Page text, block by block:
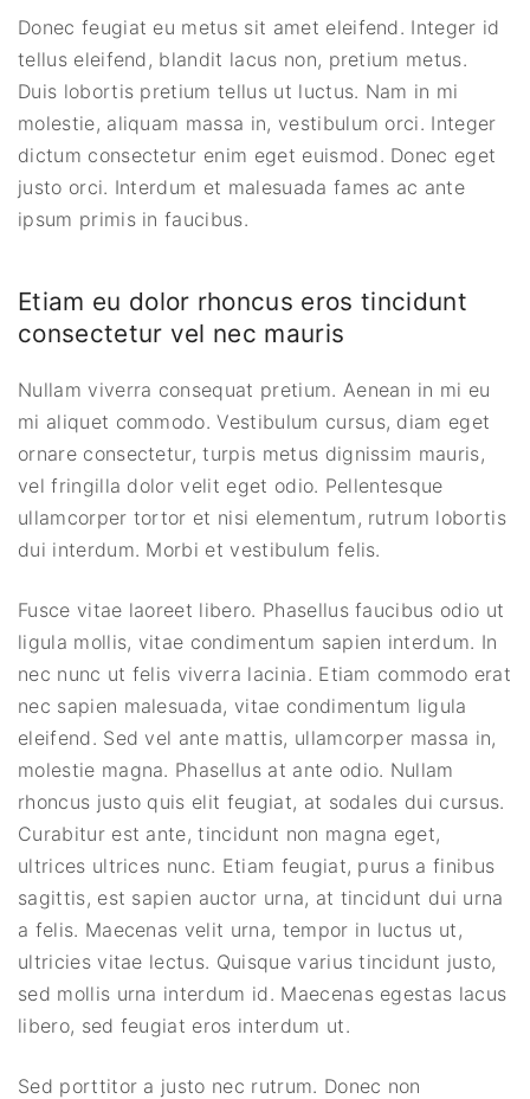
Donec feugiat eu metus sit amet eleifend. Integer id
tellus eleifend, blandit lacus non, pretium metus.
Duis lobortis pretium tellus ut luctus. Nam in mi
molestie, aliquam massa in, vestibulum orci. Integer
dictum consectetur enim eget euismod. Donec eget
justo orci. Interdum et malesuada fames ac ante
ipsum primis in faucibus.
Etiam eu dolor rhoncus eros tincidunt
consectetur vel nec mauris
Nullam viverra consequat pretium. Aenean in mi eu
mi aliquet commodo. Vestibulum cursus, diam eget
ornare consectetur, turpis metus dignissim mauris,
vel fringilla dolor velit eget odio. Pellentesque
ullamcorper tortor et nisi elementum, rutrum lobortis
dui interdum. Morbi et vestibulum felis.
Fusce vitae laoreet libero. Phasellus faucibus odio ut
ligula mollis, vitae condimentum sapien interdum. In
nec nunc ut felis viverra lacinia. Etiam commodo erat
nec sapien malesuada, vitae condimentum ligula
eleifend. Sed vel ante mattis, ullamcorper massa in,
molestie magna. Phasellus at ante odio. Nullam
rhoncus justo quis elit feugiat, at sodales dui cursus.
Curabitur est ante, tincidunt non magna eget,
ultrices ultrices nunc. Etiam feugiat, purus a finibus
sagittis, est sapien auctor urna, at tincidunt dui urna
a felis. Maecenas velit urna, tempor in luctus ut,
ultricies vitae lectus. Quisque varius tincidunt justo,
sed mollis urna interdum id. Maecenas egestas lacus
libero, sed feugiat eros interdum ut.
Sed porttitor a justo nec rutrum. Donec non